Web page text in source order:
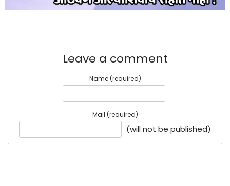
Leave a comment
Name (required)
Mail (required)
(will not be published)